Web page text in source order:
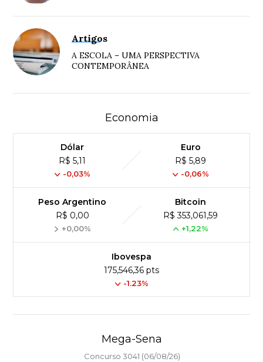
Artigos
A ESCOLA – UMA PERSPECTIVA
CONTEMPORÂNEA
Economia
Dólar
R$ 5,11
-0,03%
Euro
R$ 5,89
-0,06%
Peso Argentino
R$ 0,00
+0,00%
Bitcoin
R$ 353,061,59
+1,22%
Ibovespa
175,546,36 pts
-1.23%
Mega-Sena
Concurso 3041 (06/08/26)